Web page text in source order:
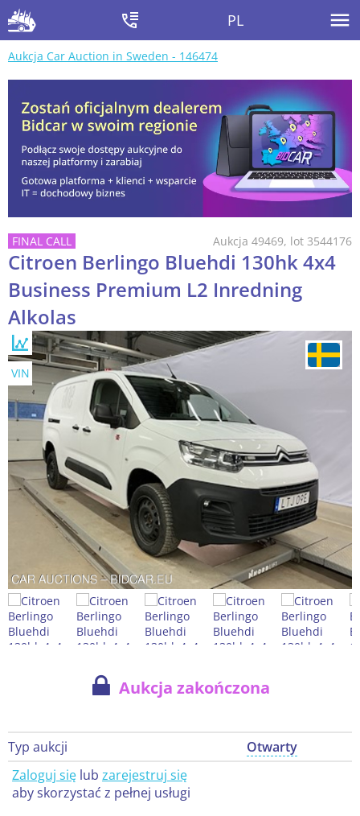
PL
Aukcja Car Auction in Sweden - 146474
Aukcja 49469, lot 3544176
Citroen Berlingo Bluehdi 130hk 4x4
Business Premium L2 Inredning
Alkolas
VIN
Aukcja zakończona
Typ aukcji
Otwarty
Zaloguj się lub zarejestruj się
aby skorzystać z pełnej usługi